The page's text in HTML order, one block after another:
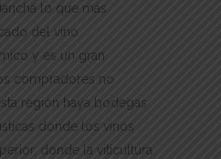
lo que más
del vino
y es un gran
compradores no
región haya bodegas
donde los vinos
donde la viticultura